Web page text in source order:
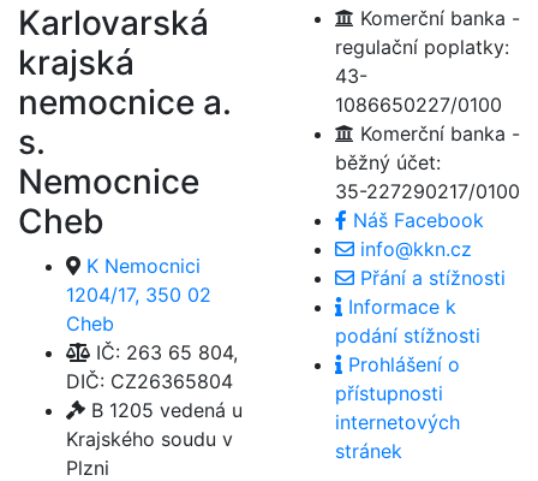
Karlovarská
krajská
nemocnice a.
s.
Nemocnice
Cheb
K Nemocnici
1204/17, 350 02
Cheb
IČ: 263 65 804,
DIČ: CZ26365804
B 1205 vedená u
Krajského soudu v
Plzni
Komerční banka -
regulační poplatky:
43-
1086650227/0100
Komerční banka -
běžný účet:
35-227290217/0100
Náš Facebook
info@kkn.cz
Přání a stížnosti
Informace k
podání stížnosti
Prohlášení o
přístupnosti
internetových
stránek